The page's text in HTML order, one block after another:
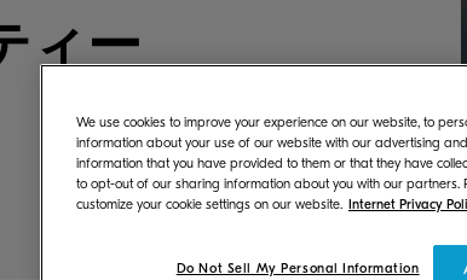
ィー
We use cookies to improve your experience on our website, to
information about your use of our website with our advertising
information that you have provided to them or that they have
to opt-out of our sharing information about you with our partners.
customize your cookie settings on our website.
Internet Privacy
Do Not Sell My Personal Information